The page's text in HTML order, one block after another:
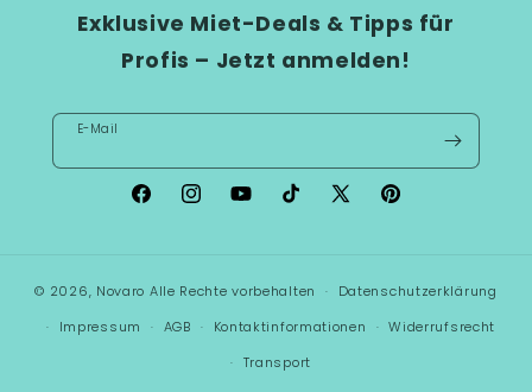
Exklusive Miet-Deals & Tipps für
Profis – Jetzt anmelden!
E-Mail
FacebookInstagramYouTubeTikTok X
Pinterest
© 2026, Novaro Alle Rechte vorbehalten
Datenschutzerklärung
Impressum
AGB Kontaktinformationen
Widerrufsrecht
Transport